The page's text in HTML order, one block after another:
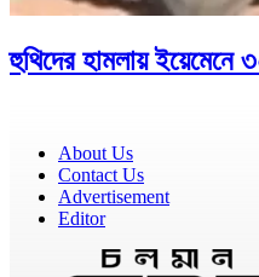
হুথিদের হামলায় ইয়েমেনে
About Us
Contact Us
Advertisement
Editor